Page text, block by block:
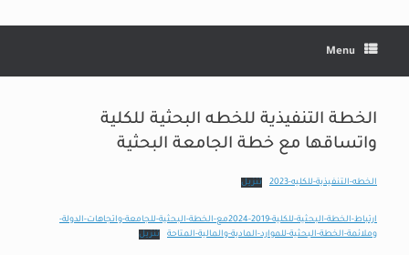
Menu
الخطة التنفيذية للخطه البحثية للكلية
واتساقها مع خطة الجامعة البحثية
الخطه-التنفيذية-للكليه-2023 تنزيل
ارتباط-الخطة-البحثية-للكلية-2019-2024مع-الخطة-البحثية-للجامعة-واتجاهات-الدولة-
وملائمة-الخطة-البحثية-للموارد-المادية-والمالية-المتاحة
تنزيل